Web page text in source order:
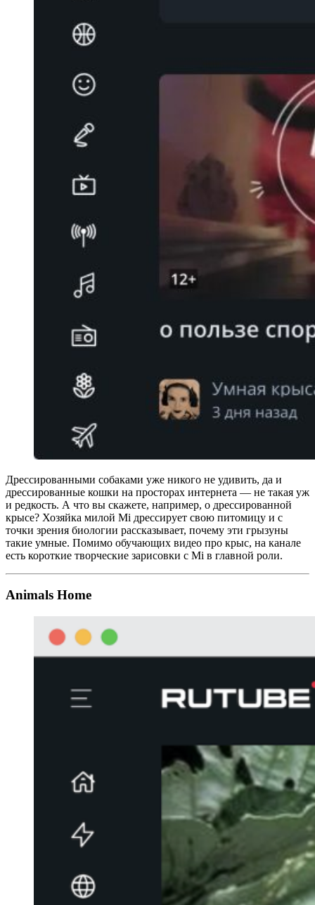
Дрессированными собаками уже никого не удивить, да и
дрессированные кошки на просторах интернета — не такая уж
и редкость. А что вы скажете, например, о дрессированной
крысе? Хозяйка милой Mi дрессирует свою питомицу и с
точки зрения биологии рассказывает, почему эти грызуны
такие умные. Помимо обучающих видео про крыс, на канале
есть короткие творческие зарисовки с Mi в главной роли.
Animals Home